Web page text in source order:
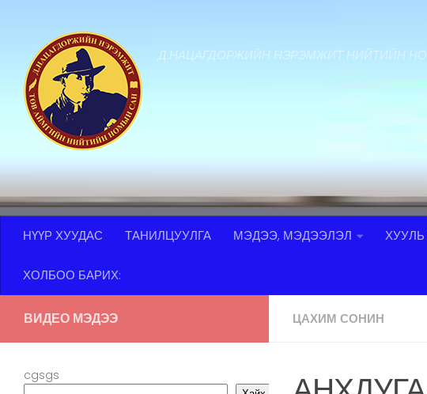
Д.НАЦАГДОРЖИЙН НЭРЭМЖИТ НИЙТИЙН
НҮҮР ХУУДАС ТАНИЛЦУУЛГА МЭДЭЭ, МЭДЭЭЛЭЛ ХУУЛЬ
ХОЛБОО БАРИХ:
ЦАХИМ СОНИН
ВИДЕО МЭДЭЭ
cgsgs